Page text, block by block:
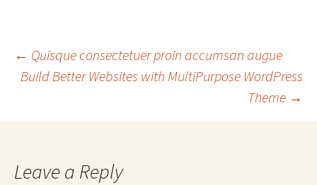
Post
← Quisque consectetuer proin accumsan augue
Build Better Websites with MultiPurpose WordPress
Theme →
Leave a Reply